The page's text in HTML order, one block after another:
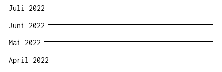
Juli 2022
Juni 2022
Mai 2022
April 2022